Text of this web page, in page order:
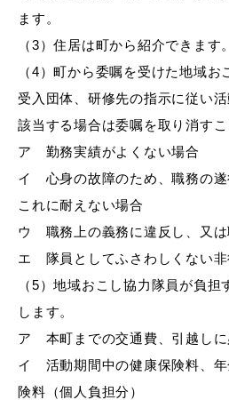
ます。
（3）住居は町から紹介できます
（4）町から委嘱を受けた地域
受入団体、研修先の指示に従い
該当する場合は委嘱を取り消すこ
ア 勤務実績がよくない場合
イ 心身の故障のため、職務の遂
これに耐えない場合
ウ 職務上の義務に違反し、又は
エ 隊員としてふさわしくない非
（5）地域おこし協力隊員が負担
します。
ア 本町までの交通費、引越しに
イ 活動期間中の健康保険料、年
険料（個人負担分）